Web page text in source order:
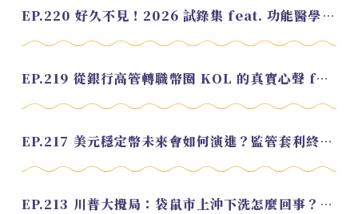
EP.220 好久不見！2026 試錄集 feat. 功能醫學營養師 美寶
EP.219 從銀行高管轉職幣圈 KOL 的真實心聲 feat.龜大
EP.217 美元穩定幣未來會如何演進？監管套利終將收斂？feat. 研究員 余哲安
EP.213 川普大攪局：袋鼠市上沖下洗怎麼回事？feat. Alvin